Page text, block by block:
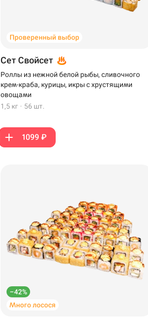
Проверенный выбор
Сет Свойсет
Роллы из нежной белой рыбы, сливочного
крем-краба, курицы, икры с хрустящими
овощами
1,5 кг · 56 шт.
1099 ₽
–42%
Много лосося